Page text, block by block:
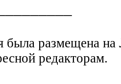
была размещена на
редакторам.